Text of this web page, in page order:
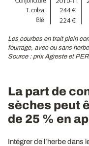
Les courbes en trait plein
fourrage, avec ou sans
Source : prix Agreste et
La part de
sèches peut
de 25 % en
Intégrer de l’herbe dans